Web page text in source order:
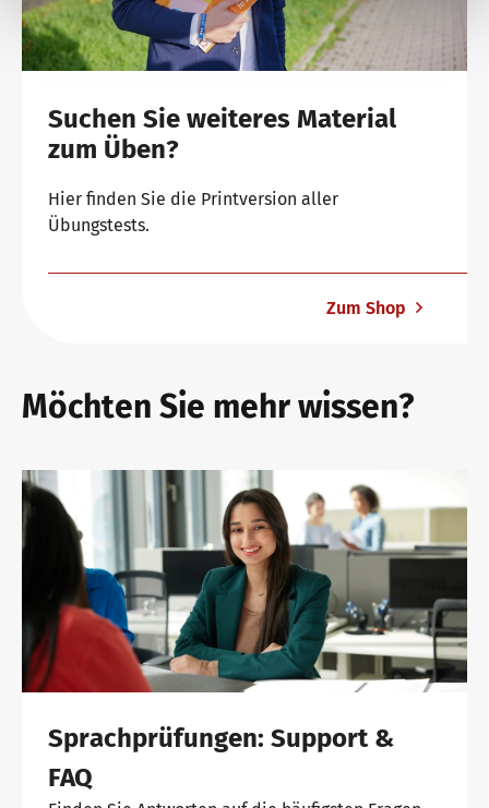
Suchen Sie weiteres Material
zum Üben?
Hier finden Sie die Printversion aller
Übungstests.
Zum Shop
Möchten Sie mehr wissen?
Sprachprüfungen: Support &
FAQ